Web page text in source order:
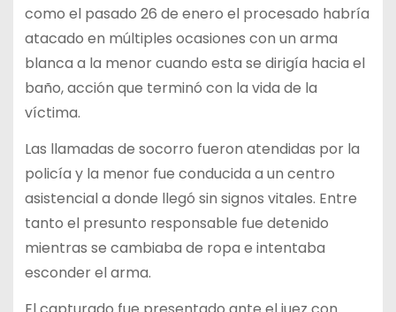
como el pasado 26 de enero el procesado habría
atacado en múltiples ocasiones con un arma
blanca a la menor cuando esta se dirigía hacia el
baño, acción que terminó con la vida de la
víctima.
Las llamadas de socorro fueron atendidas por la
policía y la menor fue conducida a un centro
asistencial a donde llegó sin signos vitales. Entre
tanto el presunto responsable fue detenido
mientras se cambiaba de ropa e intentaba
esconder el arma.